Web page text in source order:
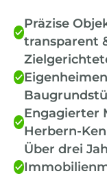
Präzise
transparent
Engagierter
Herbern-
Über drei